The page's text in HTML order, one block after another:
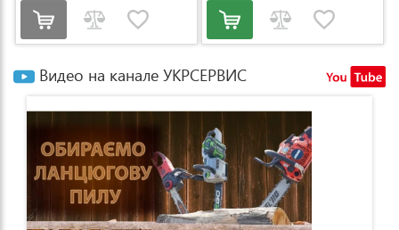
Видео на канале УКРСЕРВИС